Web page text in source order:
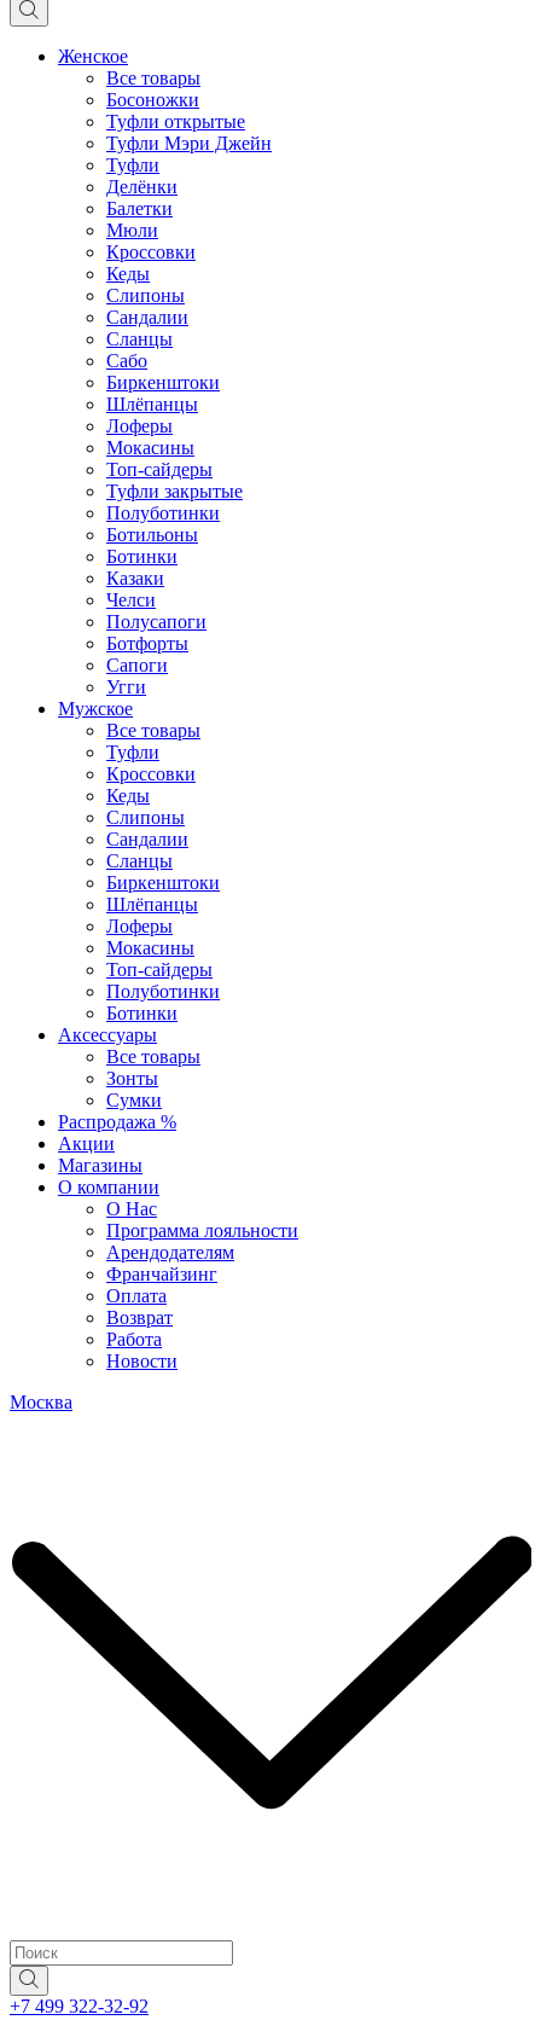
Женское
Все товары
Босоножки
Туфли открытые
Туфли Мэри Джейн
Туфли
Делёнки
Балетки
Мюли
Кроссовки
Кеды
Слипоны
Сандалии
Сланцы
Сабо
Биркенштоки
Шлёпанцы
Лоферы
Мокасины
Топ-сайдеры
Туфли закрытые
Полуботинки
Ботильоны
Ботинки
Казаки
Челси
Полусапоги
Ботфорты
Сапоги
Угги
Мужское
Все товары
Туфли
Кроссовки
Кеды
Слипоны
Сандалии
Сланцы
Биркенштоки
Шлёпанцы
Лоферы
Мокасины
Топ-сайдеры
Полуботинки
Ботинки
Аксессуары
Все товары
Зонты
Сумки
Распродажа %
Акции
Магазины
О компании
О Нас
Программа лояльности
Арендодателям
Франчайзинг
Оплата
Возврат
Работа
Новости
Москва
+7 499 322-32-92